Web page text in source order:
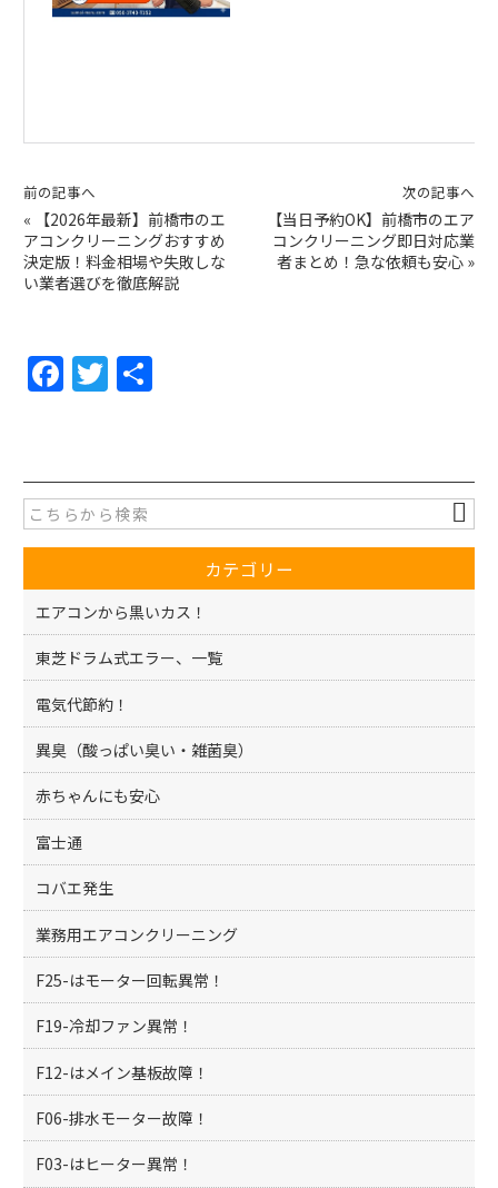
前の記事へ
«
【2026年最新】前橋市のエ
アコンクリーニングおすすめ
決定版！料金相場や失敗しな
い業者選びを徹底解説
次の記事へ
【当日予約OK】前橋市のエア
コンクリーニング即日対応業
者まとめ！急な依頼も安心 »
F
a
e
b
o
o
k
T
w
er
カテゴリー
エアコンから黒いカス！
東芝ドラム式エラー、一覧
電気代節約！
異臭（酸っぱい臭い・雑菌臭）
赤ちゃんにも安心
富士通
コバエ発生
業務用エアコンクリーニング
F25-はモーター回転異常！
F19-冷却ファン異常！
F12-はメイン基板故障！
F06-排水モーター故障！
F03-はヒーター異常！